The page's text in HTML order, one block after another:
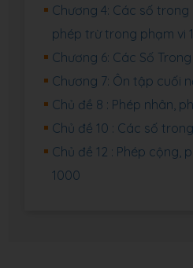
Chương 4: Các số trong
phép trừ trong phạm vi
Chương 6: Các Số
Chương 7: Ôn tập cuối
Chủ đề 8 : Phép nhân,
Chủ đề 10 : Các số
Chủ đề 12 : Phép cộng,
1000